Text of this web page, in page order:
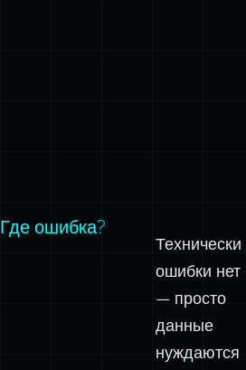
Где ошибка?
Технически
ошибки нет
— просто
данные
нуждаются